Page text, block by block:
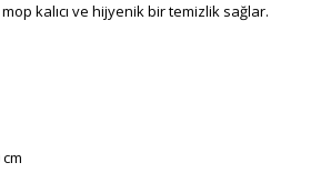
kalıcı ve hijyenik bir temizlik sağlar.